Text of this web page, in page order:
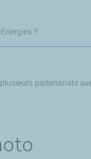
?
partenariats